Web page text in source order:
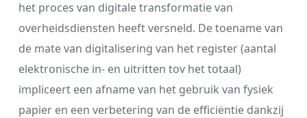
het proces van digitale transformatie van
overheidsdiensten heeft versneld. De toename van
de mate van digitalisering van het register (aantal
elektronische in- en uitritten tov het totaal)
impliceert een afname van het gebruik van fysiek
papier en een verbetering van de efficiëntie dankzij